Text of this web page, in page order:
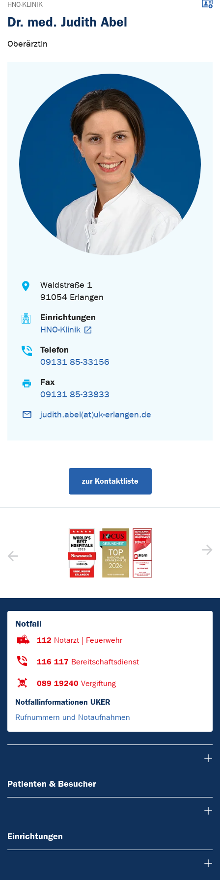
HNO-KLINIK
Dr. med. Judith Abel
Oberärztin
Waldstraße 1
91054 Erlangen
Einrichtungen
HNO-Klinik
Telefon
09131 85-33156
Fax
09131 85-33833
judith.abel(at)uk-erlangen.de
zur Kontaktliste
Notfall
112 Notarzt | Feuerwehr
116 117 Bereitschaftsdienst
089 19240 Vergiftung
Notfallinformationen UKER
Rufnummern und Notaufnahmen
Patienten & Besucher
Einrichtungen